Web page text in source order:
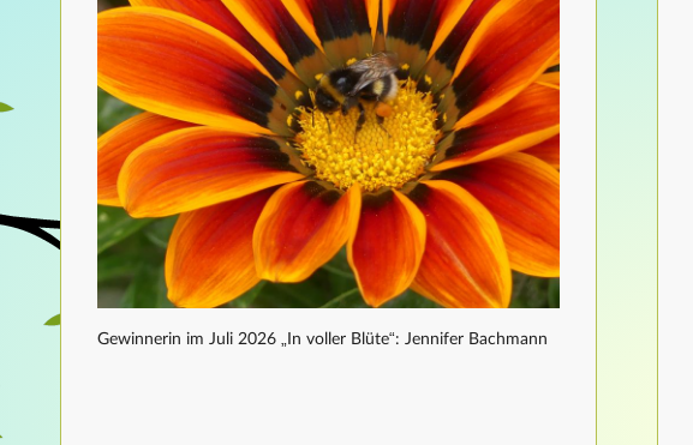
Gewinnerin im Juli 2026 „In voller Blüte“: Jennifer Bachmann